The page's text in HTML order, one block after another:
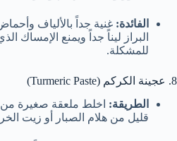
الفائدة:
البراز ليناً جداً ويمنع الإمساك
للمشكلة.
8. عجينة الكركم (Turmeric Paste)
الطريقة: اخلط ملعقة صغيرة من
قليل من هلام الصبار أو زيت